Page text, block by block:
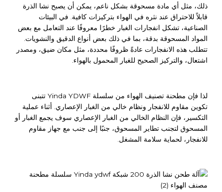
ذلك، مثل أي مادة مسحوقة بشكل ناعم، يمكن أن يصبح نشا الذرة
قابلاً للاحتراق عند نثره في الهواء بتركيزات كافية. في البيئات
الصناعية، تشكل انفجارات الغبار خطرًا معروفًا عند التعامل مع بعض
المواد المسحوقة بدقة، بما في ذلك بعض أنواع الدقيق والنشويات.
تتطلب هذه الانفجارات عادةً ظروفًا محددة، مثل مكان ضيق، ومصدر
اشتعال، والتركيز الصحيح للغبار المحمول بالهواء.
لذا فإن مطحنة تصنيف الهواء من سلسلة Yinda YDWF تتبنى
تكوين مقاوم للانفجار ونظام خالي من الغبار الإعصاري. أثناء عملية
التكسير، فإن النظام الخالي من الغبار الإعصاري سوف يجمع الغبار أو
المسحوق لتجنب تطاير المسحوق، جنبًا إلى جنب مع جهاز مقاوم
للانفجار، لحماية سلامة المشغل.